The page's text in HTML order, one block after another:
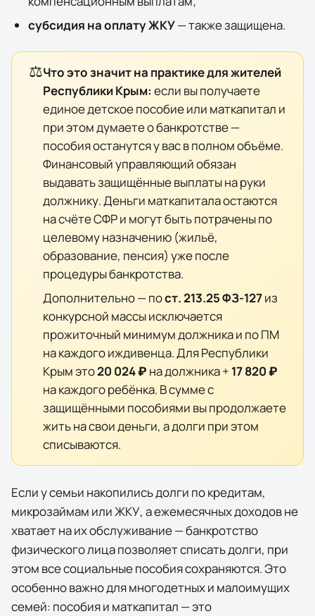
субсидия на оплату ЖКУ— также защищена.
⚖️Что это значит на практике для жителей
Республики Крым: если вы получаете
единое детское пособие или маткапитал и
при этом думаете о банкротстве —
пособия останутся у вас в полном объёме.
Финансовый управляющий обязан
выдавать защищённые выплаты на руки
должнику. Деньги маткапитала остаются
на счёте СФР и могут быть потрачены по
целевому назначению (жильё,
образование, пенсия) уже после
процедуры банкротства.
Дополнительно — пост. 213.25 ФЗ-127из
конкурсной массы исключается
прожиточный минимум должника и по ПМ
на каждого иждивенца. ДляРеспублики
Крымэто20 024 ₽ на должника + 17 820 ₽
на каждого ребёнка. В сумме с
защищёнными пособиями вы продолжаете
жить на свои деньги, а долги при этом
списываются.
Если у семьи накопились долги по кредитам,
микрозаймам или ЖКУ, а ежемесячных доходов не
хватает на их обслуживание — банкротство
физического лица позволяет списать долги, при
этом все социальные пособия сохраняются. Это
особенно важно для многодетных и малоимущих
семей: пособия и маткапитал — это